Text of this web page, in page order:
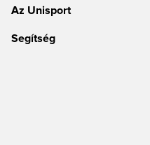
Az Unisport
Segítség